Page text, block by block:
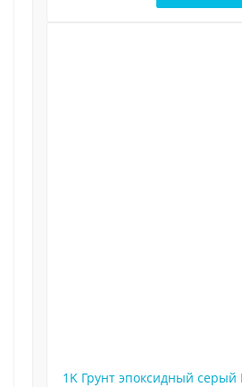
1K Грунт эпоксидный серый